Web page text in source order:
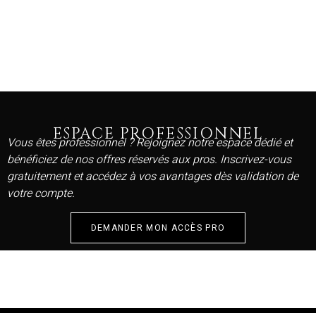
ESPACE PROFESSIONNEL
Vous êtes professionnel ? Rejoignez notre espace dédié et
bénéficiez de nos offres réservés aux pros. Inscrivez-vous
gratuitement et accédez à vos avantages dès validation de
votre compte.
DEMANDER MON ACCÈS PRO